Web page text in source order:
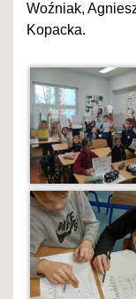
Woźniak,
Kopacka.